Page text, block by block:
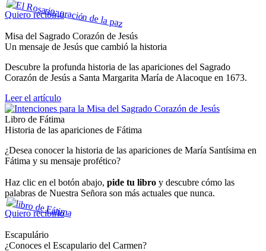
Quiero recibirlo
Misa del Sagrado Corazón de Jesús
Un mensaje de Jesús que cambió la historia
Descubre la profunda historia de las apariciones del Sagrado
Corazón de Jesús a Santa Margarita María de Alacoque en 1673.
Leer el artículo
Libro de Fátima
Historia de las apariciones de Fátima
¿Desea conocer la historia de las apariciones de María Santísima en
Fátima y su mensaje profético?
Haz clic en el botón abajo, pide tu libro y descubre cómo las
palabras de Nuestra Señora son más actuales que nunca.
Quiero recibirlo
Escapulário
¿Conoces el Escapulario del Carmen?